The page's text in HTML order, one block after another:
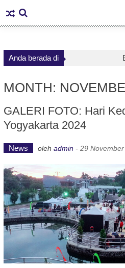
Anda berada di
MONTH:
GALERI FOTO: Hari
Yogyakarta 2024
News oleh admin - 29